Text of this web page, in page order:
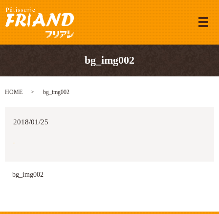
メ
bg_img002
HOME bg_img002
2018/01/25
bg_img002